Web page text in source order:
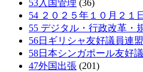
53入国管理 (36)
54 ２０２５年１０月２１
55 デジタル・行政改革・
56日ギリシャ友好議員連盟
58日本シンガポール友好
47外国出張 (201)